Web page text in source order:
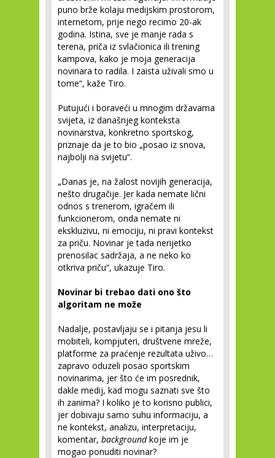
puno brže kolaju medijskim prostorom,
internetom, prije nego recimo 20-ak
godina. Istina, sve je manje rada s
terena, priča iz svlačionica ili trening
kampova, kako je moja generacija
novinara to radila. I zaista uživali smo u
tome“, kaže Tiro.
Putujući i boraveći u mnogim državama
svijeta, iz današnjeg konteksta
novinarstva, konkretno sportskog,
priznaje da je to bio „posao iz snova,
najbolji na svijetu“.
„Danas je, na žalost novijih generacija,
nešto drugačije. Jer kada nemate lični
odnos s trenerom, igračem ili
funkcionerom, onda nemate ni
ekskluzivu, ni emociju, ni pravi kontekst
za priču. Novinar je tada nerijetko
prenosilac sadržaja, a ne neko ko
otkriva priču“, ukazuje Tiro.
Novinar bi trebao dati ono što
algoritam ne može
Nadalje, postavljaju se i pitanja jesu li
mobiteli, kompjuteri, društvene mreže,
platforme za praćenje rezultata uživo…
zapravo oduzeli posao sportskim
novinarima, jer što će im posrednik,
dakle medij, kad mogu saznati sve što
ih zanima? I koliko je to korisno publici,
jer dobivaju samo suhu informaciju, a
ne kontekst, analizu, interpretaciju,
komentar, backgroundkoje im je
mogao ponuditi novinar?